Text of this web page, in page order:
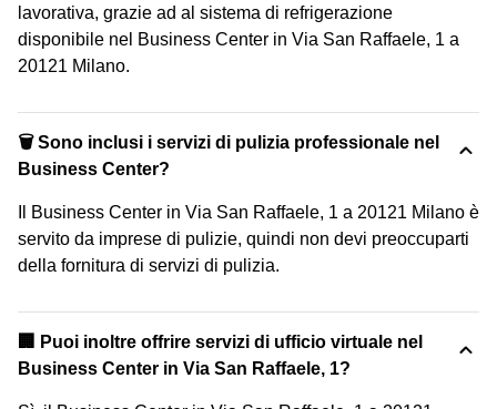
lavorativa, grazie ad al sistema di refrigerazione
disponibile nel Business Center in Via San Raffaele, 1 a
20121 Milano.
🗑 Sono inclusi i servizi di pulizia professionale nel
Business Center?
Il Business Center in Via San Raffaele, 1 a 20121 Milano è
servito da imprese di pulizie, quindi non devi preoccuparti
della fornitura di servizi di pulizia.
🏢 Puoi inoltre offrire servizi di ufficio virtuale nel
Business Center in Via San Raffaele, 1?